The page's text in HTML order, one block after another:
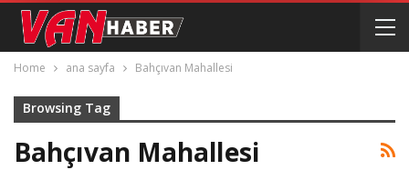
Home ana sayfa Bahçıvan Mahallesi
Browsing Tag
Bahçıvan Mahallesi